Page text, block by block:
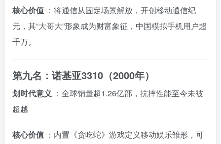
核心价值 ：将通信从固定场景解放，开创移动通信纪
元，其“大哥大”形象成为财富象征，中国模拟手机用户超
千万。
第九名：诺基亚3310（2000年）
划时代意义 ：全球销量超1.26亿部，抗摔性能至今未被
超越
核心价值 ：内置《贪吃蛇》游戏定义移动娱乐雏形，可